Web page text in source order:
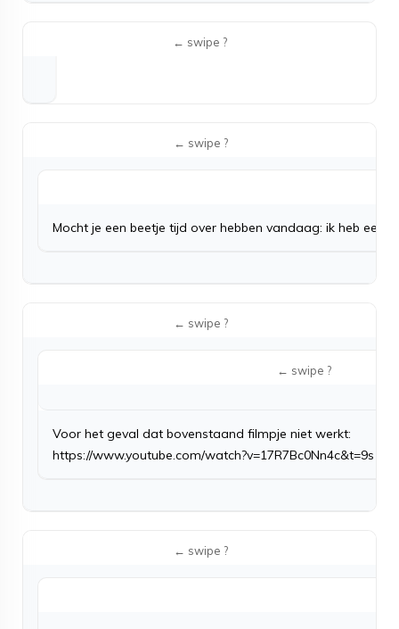
Mocht je een beetje tijd over hebben vandaag: ik heb
Voor het geval dat bovenstaand filmpje niet werkt:
https://www.youtube.com/watch?v=17R7Bc0Nn4c&t=9s